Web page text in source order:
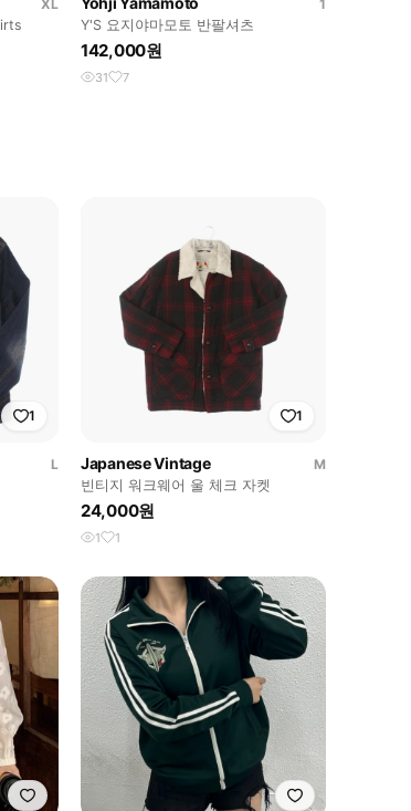
XL
1
Y'S 요지야마모토 반팔셔츠
142,000원
31 7
1
L
1
Japanese Vintage
M
빈티지 워크웨어 울 체크 자켓
24,000원
1 1